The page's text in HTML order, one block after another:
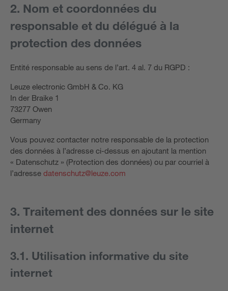
2. Nom et coordonnées du
responsable et du délégué à la
protection des données
Entité responsable au sens de l’art. 4 al. 7 du RGPD :
Leuze electronic GmbH & Co. KG
In der Braike 1
73277 Owen
Germany
Vous pouvez contacter notre responsable de la protection
des données à l’adresse ci-dessus en ajoutant la mention
« Datenschutz » (Protection des données) ou par courriel à
l’adresse datenschutz@leuze.com
3. Traitement des données sur le site
internet
3.1. Utilisation informative du site
internet